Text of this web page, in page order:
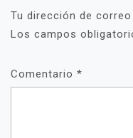
Tu dirección de
Los campos
Comentario *